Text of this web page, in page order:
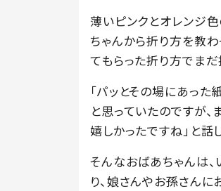
薄いピンクとオレンジ
ちゃんから折り方を教
てもらった折り方でまだ
「パッとその場にあっ
と思っていたのですが
嬉しかったですね」と話
そんなおばあちゃんは
り、娘さんやお孫さん